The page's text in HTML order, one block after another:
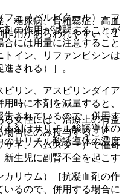
糖尿病、骨粗鬆症、高血
作用があらわれやすい〔１
女性には、治療上の有益
場合にのみ投与すること
サギ、ハムスター）で催奇
生児に副腎不全を起こす
ェノバルビタール）、フ
剤の作用が減弱することが
には用量に注意すること
トイン、リファンピシンは
される）］。
リン、アスピリンダイア
時に本剤を減量すると、
されているので、併用す
剤はサリチル酸誘導体の
サリチル酸誘導体の濃度
リウム）［抗凝血剤の作
るので、併用する場合に